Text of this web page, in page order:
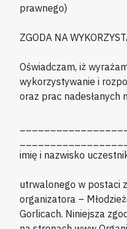
prawnego)
ZGODA NA
Oświadczam, iż
wykorzystywanie i
oraz prac nadesłanych
imię i nazwisko
utrwalonego w postaci
organizatora –
Gorlicach. Niniejsza